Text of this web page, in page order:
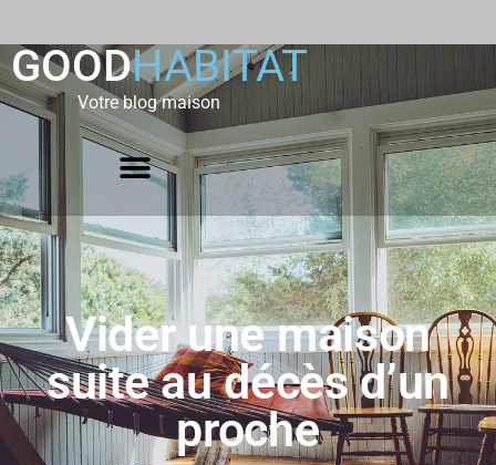
GOODHABITAT
Votre blog maison
Vider une maison
suite au décès d’un
proche